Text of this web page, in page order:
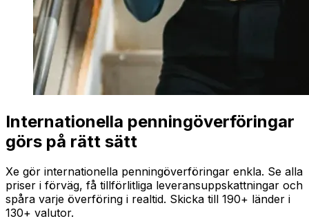
Internationella penningöverföringar
görs på rätt sätt
Xe gör internationella penningöverföringar enkla. Se alla
priser i förväg, få tillförlitliga leveransuppskattningar och
spåra varje överföring i realtid. Skicka till 190+ länder i
130+ valutor.